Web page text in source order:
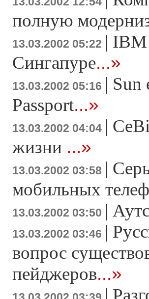
полную
13.03.2002 05:22 | IBM
Сингапуре...»
13.03.2002 05:16 | Sun
Passport...»
13.03.2002 04:04 |
жизни ...»
13.03.2002 03:58 |
мобильных
13.03.2002 03:50 |
13.03.2002 03:46 |
вопрос
пейджеров...»
|